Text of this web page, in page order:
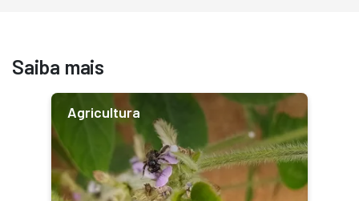
Saiba mais
Agricultura